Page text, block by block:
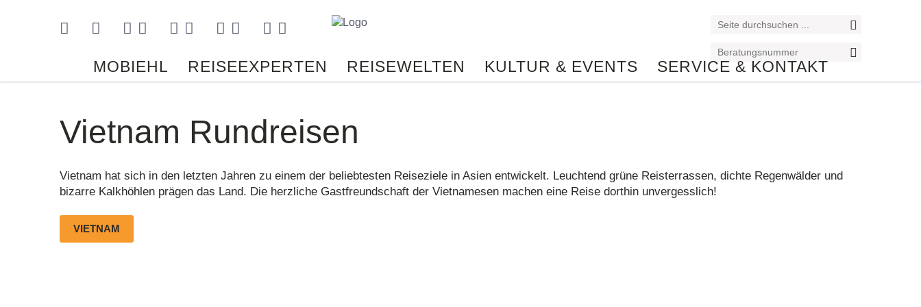
Reisebüro
Ihr
persönliches
Spezialisten,
online
MOBIEHL REISEEXPERTEN REISEWELTEN KULTUR & EVENTS SERVICE & KONTAKT
Vietnam Rundreisen
Vietnam hat sich in den letzten Jahren zu einem der beliebtesten Reiseziele in Asien entwickelt. Leuchtend grüne Reisterrassen, dichte Regenwälder und
bizarre Kalkhöhlen prägen das Land. Die herzliche Gastfreundschaft der Vietnamesen machen eine Reise dorthin unvergesslich!
VIETNAM